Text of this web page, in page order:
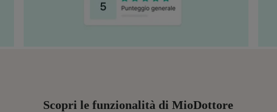
Scopri le funzionalità di MioDottore